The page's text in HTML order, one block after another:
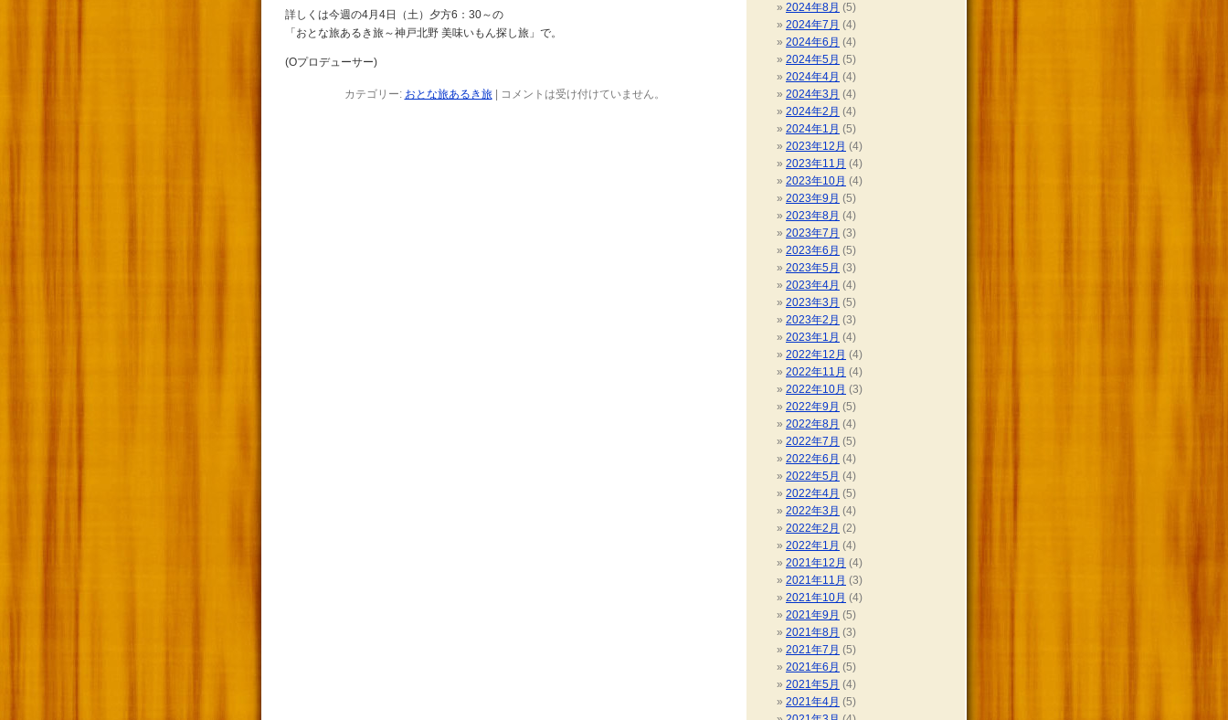
詳しくは今週の4月4日（土）夕方6：30～の
「おとな旅あるき旅～神戸北野 美味いもん探し旅」で。
(Oプロデューサー)
カテゴリー: おとな旅あるき旅| コメントは受け付けていません。
2024年8月 (5)
2024年7月 (4)
2024年6月 (4)
2024年5月 (5)
2024年4月 (4)
2024年3月 (4)
2024年2月 (4)
2024年1月 (5)
2023年12月 (4)
2023年11月 (4)
2023年10月 (4)
2023年9月 (5)
2023年8月 (4)
2023年7月 (3)
2023年6月 (5)
2023年5月 (3)
2023年4月 (4)
2023年3月 (5)
2023年2月 (3)
2023年1月 (4)
2022年12月 (4)
2022年11月 (4)
2022年10月 (3)
2022年9月 (5)
2022年8月 (4)
2022年7月 (5)
2022年6月 (4)
2022年5月 (4)
2022年4月 (5)
2022年3月 (4)
2022年2月 (2)
2022年1月 (4)
2021年12月 (4)
2021年11月 (3)
2021年10月 (4)
2021年9月 (5)
2021年8月 (3)
2021年7月 (5)
2021年6月 (5)
2021年5月 (4)
2021年4月 (5)